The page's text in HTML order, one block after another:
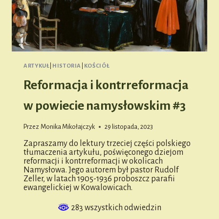
ARTYKUŁ HISTORIA KOŚCIÓŁ
Reformacja i kontrreformacja
w powiecie namysłowskim #3
Przez Monika Mikołajczyk 29 listopada, 2023
Zapraszamy do lektury trzeciej części polskiego
tłumaczenia artykułu, poświęconego dziejom
reformacji i kontrreformacji w okolicach
Namysłowa. Jego autorem był pastor Rudolf
Zeller, w latach 1905-1936 proboszcz parafii
ewangelickiej w Kowalowicach.
283 wszystkich odwiedzin